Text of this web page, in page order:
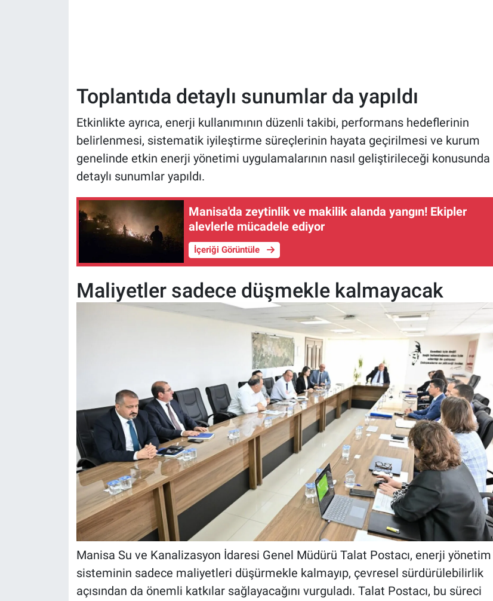
Toplantıda detaylı sunumlar da yapıldı
Etkinlikte ayrıca, enerji kullanımının düzenli takibi, performans hedeflerinin
belirlenmesi, sistematik iyileştirme süreçlerinin hayata geçirilmesi ve kurum
genelinde etkin enerji yönetimi uygulamalarının nasıl geliştirileceği konusunda
detaylı sunumlar yapıldı.
Manisa'da zeytinlik ve makilik alanda yangın! Ekipler
alevlerle mücadele ediyor
İçeriği Görüntüle
Maliyetler sadece düşmekle kalmayacak
Manisa Su ve Kanalizasyon İdaresi Genel Müdürü Talat Postacı, enerji yönetim
sisteminin sadece maliyetleri düşürmekle kalmayıp, çevresel sürdürülebilirlik
açısından da önemli katkılar sağlayacağını vurguladı. Talat Postacı, bu süreci